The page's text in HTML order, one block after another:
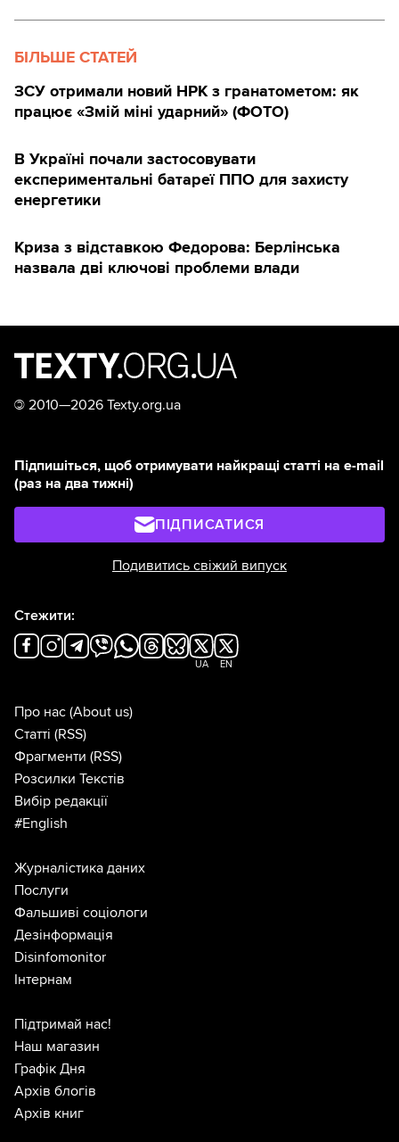
БІЛЬШЕ СТАТЕЙ
ЗСУ отримали новий НРК з гранатометом: як
працює «Змій міні ударний» (ФОТО)
В Україні почали застосовувати
експериментальні батареї ППО для захисту
енергетики
Криза з відставкою Федорова: Берлінська
назвала дві ключові проблеми влади
© 2010—2026 Texty.org.ua
Підпишіться, щоб отримувати найкращі статті на e-mail
(раз на два тижні)
ПІДПИСАТИСЯ
Подивитись свіжий випуск
Стежити:
UA EN
Про нас (About us)
Статті (RSS)
Фрагменти (RSS)
Розсилки Текстів
Вибір редакції
#English
Журналістика даних
Послуги
Фальшиві соціологи
Дезінформація
Disinfomonitor
Інтернам
Підтримай нас!
Наш магазин
Графік Дня
Архів блогів
Архів книг